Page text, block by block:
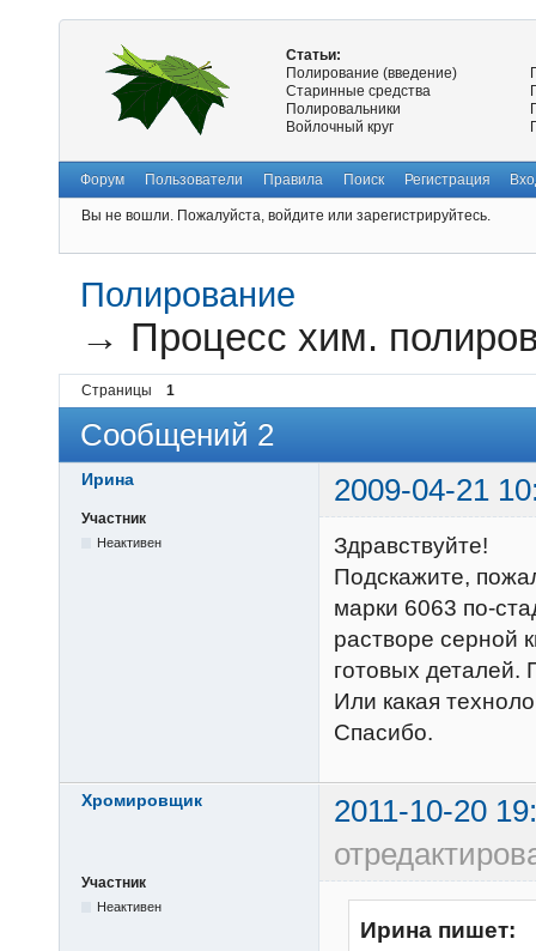
Статьи:
Полирование (введение)
Старинные средства
Полировальники
Войлочный круг
Форум Пользователи Правила Поиск Регистрация
Вы не вошли. Пожалуйста, войдите или зарегистрируйтесь.
Полирование
→ Процесс хим.
Страницы 1
Сообщений 2
Ирина 2009-04-21
Участник
Неактивен
Здравствуйте!
Подскажите,
марки 6063 по-
растворе серной
готовых деталей.
Или какая
Спасибо.
Хромировщик
2011-10-20
Участник
Неактивен
Ирина пишет: